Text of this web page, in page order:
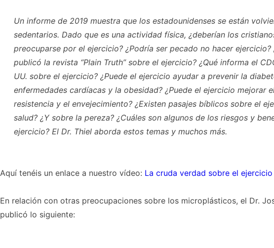
Un informe de 2019 muestra que los estadounidenses se están
sedentarios. Dado que es una actividad física, ¿deberían los
preocuparse por el ejercicio? ¿Podría ser pecado no hacer ejercicio?
publicó la revista “Plain Truth” sobre el ejercicio? ¿Qué informa el
UU. sobre el ejercicio? ¿Puede el ejercicio ayudar a prevenir la
enfermedades cardíacas y la obesidad? ¿Puede el ejercicio mejorar
resistencia y el envejecimiento? ¿Existen pasajes bíblicos sobre el
salud? ¿Y sobre la pereza? ¿Cuáles son algunos de los riesgos y
ejercicio? El Dr. Thiel aborda estos temas y muchos más.
Aquí tenéis un enlace a nuestro vídeo: La cruda verdad sobre el ejercicio
En relación con otras preocupaciones sobre los microplásticos, el Dr.
publicó lo siguiente: